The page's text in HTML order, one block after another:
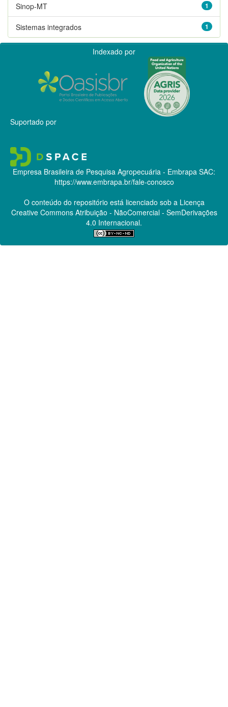
1
Sinop-MT
1
Sistemas integrados
Indexado por
Suportado por
Empresa Brasileira de Pesquisa Agropecuária - Embrapa SAC:
https://www.embrapa.br/fale-conosco
O conteúdo do repositório está licenciado sob a Licença
Creative CommonsAtribuição - NãoComercial - SemDerivações
4.0 Internacional.